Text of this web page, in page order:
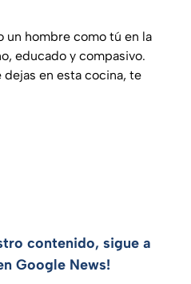
un hombre como tú en la
educado y compasivo.
en esta cocina, te
contenido, sigue a
Google News!